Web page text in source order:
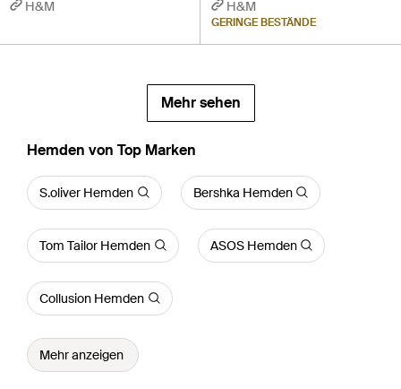
H&M H&M
GERINGE BESTÄNDE
Mehr sehen
Hemden von Top Marken
S.oliver Hemden Bershka Hemden
Tom Tailor Hemden ASOS Hemden
Collusion Hemden
Mehr anzeigen